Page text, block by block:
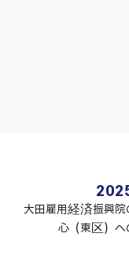
大田雇用経済振興
心（東区）